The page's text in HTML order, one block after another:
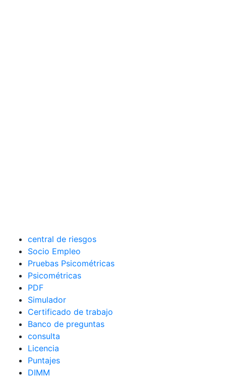
central de riesgos
Socio Empleo
Pruebas Psicométricas
Psicométricas
PDF
Simulador
Certificado de trabajo
Banco de preguntas
consulta
Licencia
Puntajes
DIMM